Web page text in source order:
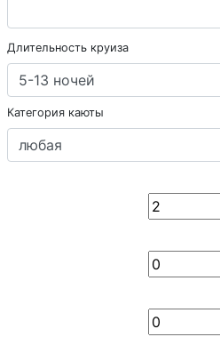
Длительность круиза
Категория каюты